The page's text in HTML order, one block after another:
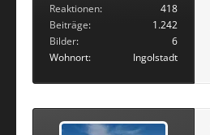
Reaktionen
418
Beiträge
1.242
Bilder
6
Wohnort
Ingolstadt